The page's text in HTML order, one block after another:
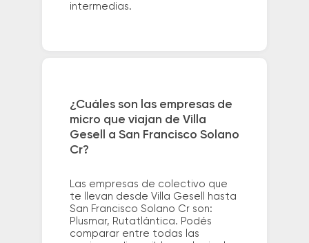
intermedias.
¿Cuáles son las empresas de
micro que viajan de Villa
Gesell a San Francisco Solano
Cr?
Las empresas de colectivo que
te llevan desde Villa Gesell hasta
San Francisco Solano Cr son:
Plusmar, Rutatlántica. Podés
comparar entre todas las